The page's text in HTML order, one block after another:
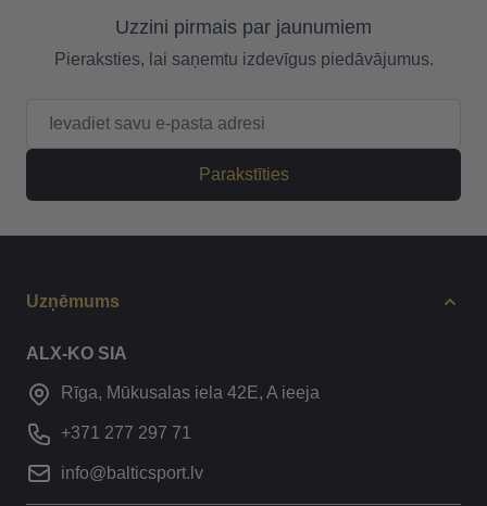
Uzzini pirmais par jaunumiem
Pieraksties, lai saņemtu izdevīgus piedāvājumus.
Parakstīties
Uzņēmums
ALX-KO SIA
Rīga, Mūkusalas iela 42E, A ieeja
+371 277 297 71
info@balticsport.lv